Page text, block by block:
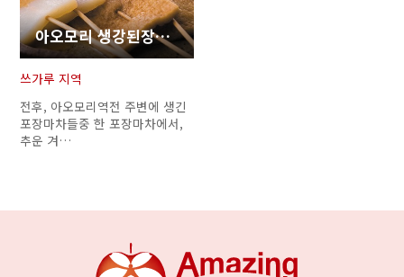
아오모리 생강된장오뎅
쓰가루 지역
전후, 아오모리역전 주변에 생긴
포장마차들중 한 포장마차에서,
추운 겨…